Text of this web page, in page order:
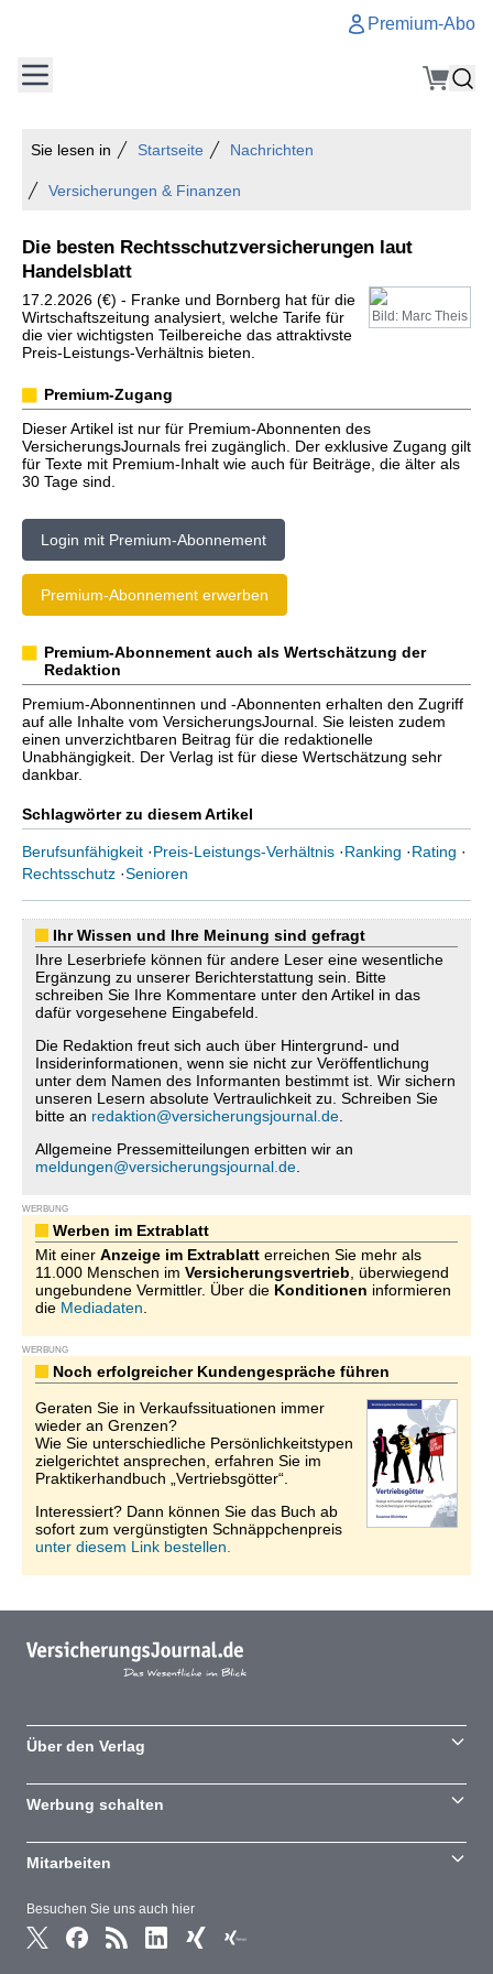
Premium-Abo
Sie lesen in Startseite Nachrichten
Versicherungen & Finanzen
Die besten Rechtsschutzversicherungen laut
Handelsblatt
Bild: Marc Theis
17.2.2026 (€) - Franke und Bornberg hat für die
Wirtschaftszeitung analysiert, welche Tarife für
die vier wichtigsten Teilbereiche das attraktivste
Preis-Leistungs-Verhältnis bieten.
Premium-Zugang
Dieser Artikel ist nur für Premium-Abonnenten des
VersicherungsJournals frei zugänglich. Der exklusive Zugang gilt
für Texte mit Premium-Inhalt wie auch für Beiträge, die älter als
30 Tage sind.
Login mit Premium-Abonnement
Premium-Abonnement erwerben
Premium-Abonnement auch als Wertschätzung der
Redaktion
Premium-Abonnentinnen und -Abonnenten erhalten den Zugriff
auf alle Inhalte vom VersicherungsJournal. Sie leisten zudem
einen unverzichtbaren Beitrag für die redaktionelle
Unabhängigkeit. Der Verlag ist für diese Wertschätzung sehr
dankbar.
Schlagwörter zu diesem Artikel
Berufsunfähigkeit ·Preis-Leistungs-Verhältnis ·Ranking ·Rating ·
Rechtsschutz ·Senioren
Ihr Wissen und Ihre Meinung sind gefragt
Ihre Leserbriefe können für andere Leser eine wesentliche
Ergänzung zu unserer Berichterstattung sein. Bitte
schreiben Sie Ihre Kommentare unter den Artikel in das
dafür vorgesehene Eingabefeld.
Die Redaktion freut sich auch über Hintergrund- und
Insiderinformationen, wenn sie nicht zur Veröffentlichung
unter dem Namen des Informanten bestimmt ist. Wir sichern
unseren Lesern absolute Vertraulichkeit zu. Schreiben Sie
bitte an redaktion@versicherungsjournal.de
Allgemeine Pressemitteilungen erbitten wir an
meldungen@versicherungsjournal.de
WERBUNG
Werben im Extrablatt
Mit einer Anzeige im Extrablatt erreichen Sie mehr als
11.000 Menschen im Versicherungsvertrieb , überwiegend
ungebundene Vermittler. Über die Konditionen informieren
die Mediadaten
WERBUNG
Noch erfolgreicher Kundengespräche führen
Geraten Sie in Verkaufssituationen immer
wieder an Grenzen?
Wie Sie unterschiedliche Persönlichkeitstypen
zielgerichtet ansprechen, erfahren Sie im
Praktikerhandbuch „Vertriebsgötter“.
Interessiert? Dann können Sie das Buch ab
sofort zum vergünstigten Schnäppchenpreis
unter diesem Link bestellen.
Besuchen Sie uns auch hier
Über den Verlag
Werbung schalten
Mitarbeiten